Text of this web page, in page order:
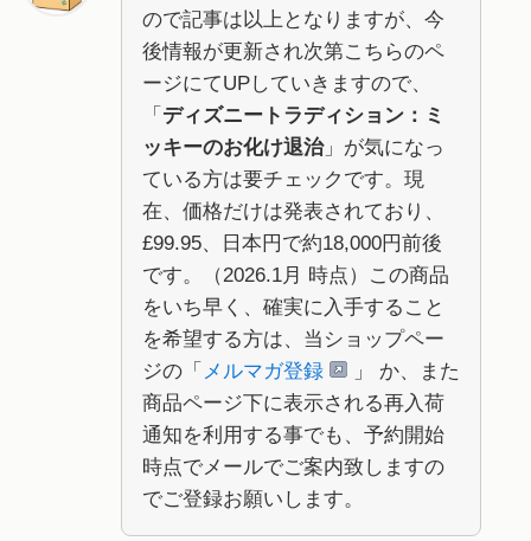
ので記事は以上となりますが、今
後情報が更新され次第こちらのペ
ージにてUPしていきますので、
「 ディズニートラディション：ミ
ッキーのお化け退治」が気になっ
ている方は要チェックです。現
在、価格だけは発表されており、
£99.95、日本円で約18,000円前後
です。（2026.1月 時点）この商品
をいち早く、確実に入手すること
を希望する方は、当ショップペー
ジの「 メルマガ登録
」 か、また
商品ページ下に表示される再入荷
通知を利用する事でも、予約開始
時点でメールでご案内致しますの
でご登録お願いします。